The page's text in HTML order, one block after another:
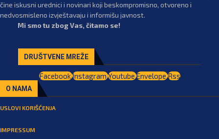
čine iskusni urednici i novinari koji beskompromisno, otvoreno i
nedvosmisleno izvještavaju i informišu javnost.
Mi smo tu zbog Vas, čitamo se!
DRUŠTVENE MREŽE
FacebookInstagramYoutubeEnvelopeRss
O NAMA
USLOVI KORIŠĆENJA
IMPRESSUM